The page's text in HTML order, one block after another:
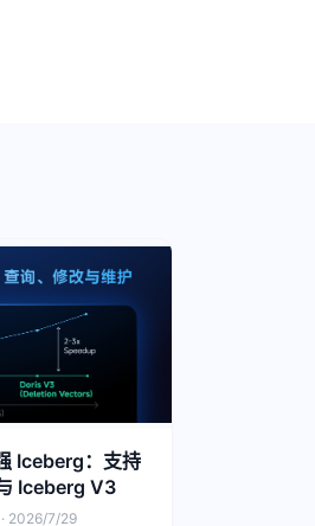
Iceberg：支持
Iceberg V3
2026/7/29